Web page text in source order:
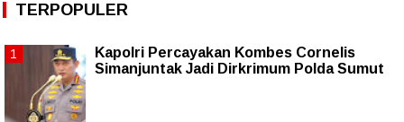
TERPOPULER
Kapolri Percayakan Kombes Cornelis
Simanjuntak Jadi Dirkrimum Polda Sumut